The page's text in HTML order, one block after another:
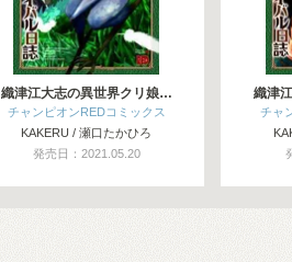
織津江大志の異世界クリ娘…
チャンピオンREDコミックス
KAKERU / 瀬口たかひろ
発売日：2021.05.20
織津
チャ